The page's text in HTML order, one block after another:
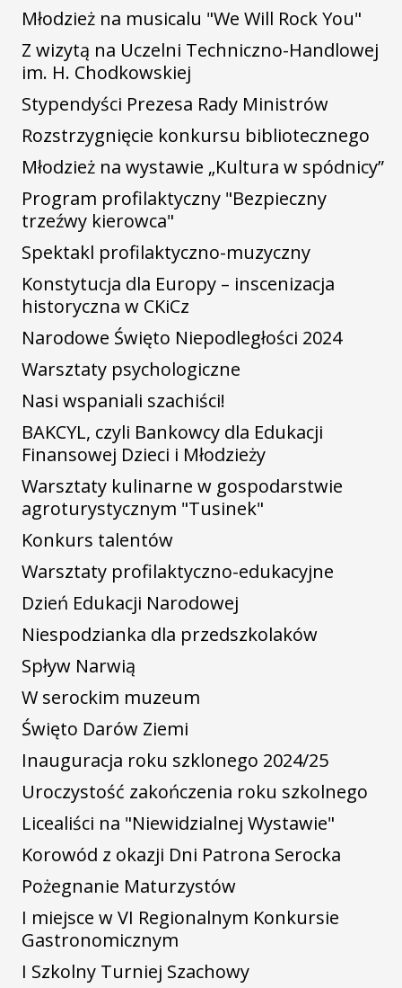
Młodzież na musicalu "We Will Rock You"
Z wizytą na Uczelni Techniczno-Handlowej
im. H. Chodkowskiej
Stypendyści Prezesa Rady Ministrów
Rozstrzygnięcie konkursu bibliotecznego
Młodzież na wystawie „Kultura w spódnicy”
Program profilaktyczny "Bezpieczny
trzeźwy kierowca"
Spektakl profilaktyczno-muzyczny
Konstytucja dla Europy – inscenizacja
historyczna w CKiCz
Narodowe Święto Niepodległości 2024
Warsztaty psychologiczne
Nasi wspaniali szachiści!
BAKCYL, czyli Bankowcy dla Edukacji
Finansowej Dzieci i Młodzieży
Warsztaty kulinarne w gospodarstwie
agroturystycznym "Tusinek"
Konkurs talentów
Warsztaty profilaktyczno-edukacyjne
Dzień Edukacji Narodowej
Niespodzianka dla przedszkolaków
Spływ Narwią
W serockim muzeum
Święto Darów Ziemi
Inauguracja roku szklonego 2024/25
Uroczystość zakończenia roku szkolnego
Licealiści na "Niewidzialnej Wystawie"
Korowód z okazji Dni Patrona Serocka
Pożegnanie Maturzystów
I miejsce w VI Regionalnym Konkursie
Gastronomicznym
I Szkolny Turniej Szachowy